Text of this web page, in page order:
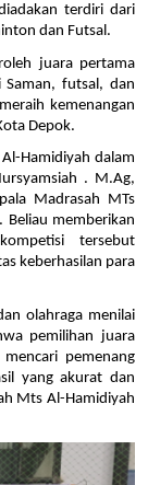
terdiri dari
dan Futsal.
juara pertama
futsal, dan
kemenangan
Depok.
Hamidiyah dalam
. M.Ag,
Madrasah MTs
Beliau memberikan
tersebut
keberhasilan para
olahraga menilai
pemilihan juara
pemenang
yang akurat dan
Mts Al-Hamidiyah